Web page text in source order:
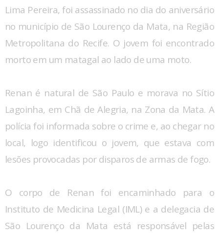
Lima Pereira, foi assassinado no dia do aniversário
no município de São Lourenço da Mata, na Região
Metropolitana do Recife. O jovem foi encontrado
morto em um matagal ao lado de uma moto.
Renan é natural de São Paulo e morava no Sítio
Lagoinha, em Chã de Alegria, na Zona da Mata. A
polícia foi informada sobre o crime e, ao chegar no
local, logo identificou o jovem, que estava com
lesões provocadas por disparos de armas de fogo.
O corpo de Renan foi encaminhado para o
Instituto de Medicina Legal (IML) e a delegacia de
São Lourenço da Mata está responsável pelas